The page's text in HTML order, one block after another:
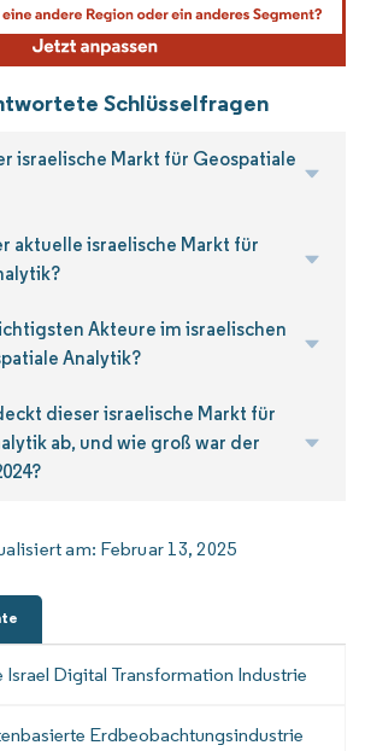
Schlüsselfragen
israelische Markt für Geospatiale
aktuelle israelische Markt für
Akteure im israelischen
Analytik?
dieser israelische Markt für
ab, und wie groß war der
am: Februar 13, 2025
Israel Digital Transformation Industrie
Erdbeobachtungsindustrie